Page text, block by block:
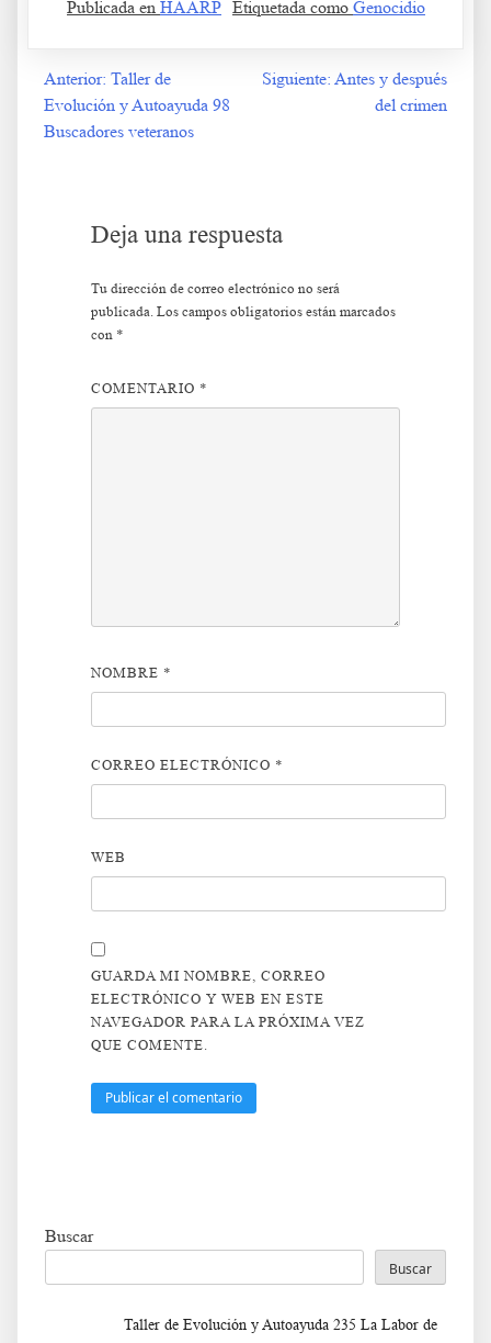
Publicada en HAARP Etiquetada como Genocidio
Navegación
Anterior: Taller de
Evolución y Autoayuda 98
Buscadores veteranos
Siguiente: Antes y después
del crimen
Deja una respuesta
Tu dirección de correo electrónico no será
publicada. Los campos obligatorios están marcados
con *
COMENTARIO *
NOMBRE *
CORREO ELECTRÓNICO *
WEB
GUARDA MI NOMBRE, CORREO
ELECTRÓNICO Y WEB EN ESTE
NAVEGADOR PARA LA PRÓXIMA VEZ
QUE COMENTE.
Buscar
Buscar
Taller de Evolución y Autoayuda 235 La Labor de